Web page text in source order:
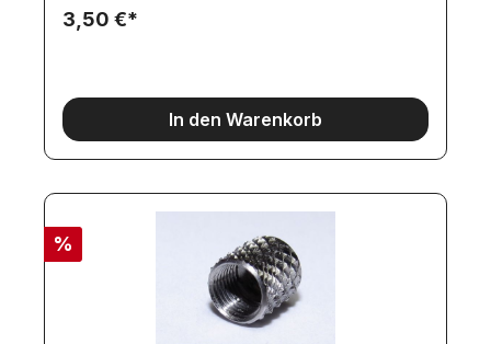
diesem Schlauch passen die Anschlußnippel:-
Artikel 10569 (abgewinkelt)-Artikel 10570
3,50 €*
In den Warenkorb
%